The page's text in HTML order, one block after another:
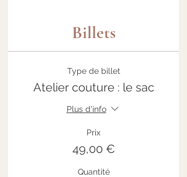
Billets
Type de billet
Atelier couture : le sac
Plus d'info
Prix
49,00 €
Quantité